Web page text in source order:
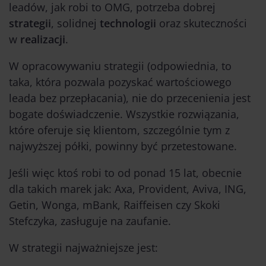
leadów, jak robi to OMG, potrzeba dobrej
strategii, solidnej technologii oraz skuteczności
w realizacji.
W opracowywaniu strategii (odpowiednia, to
taka, która pozwala pozyskać wartościowego
leada bez przepłacania), nie do przecenienia jest
bogate doświadczenie. Wszystkie rozwiązania,
które oferuje się klientom, szczególnie tym z
najwyższej półki, powinny być przetestowane.
Jeśli więc ktoś robi to od ponad 15 lat, obecnie
dla takich marek jak: Axa, Provident, Aviva, ING,
Getin, Wonga, mBank, Raiffeisen czy Skoki
Stefczyka, zasługuje na zaufanie.
W strategii najważniejsze jest: